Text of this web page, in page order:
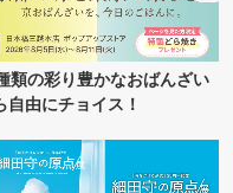
類の彩り豊かなおばんざい
自由にチョイス！